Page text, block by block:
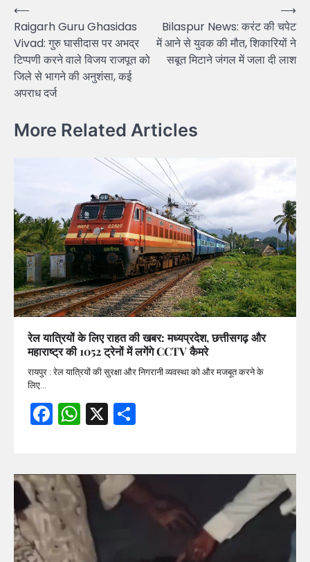
Post
navigation
⟵
Raigarh Guru Ghasidas
Vivad: गुरु घासीदास पर अभद्र
टिप्पणी करने वाले विजय राजपूत को
जिले से भागने की अनुशंसा, कई
अपराध दर्ज
Bilaspur News: करंट की चपेट
में आने से युवक की मौत, शिकारियों ने
सबूत मिटाने जंगल में जला दी लाश
⟶
More Related Articles
रेल यात्रियों के लिए राहत की खबर: मध्यप्रदेश, छत्तीसगढ़ और
महाराष्ट्र की 1052 ट्रेनों में लगेंगे CCTV कैमरे
रायपुर : रेल यात्रियों की सुरक्षा और निगरानी व्यवस्था को और मजबूत करने के
लिए…
Facebook
WhatsApp
X